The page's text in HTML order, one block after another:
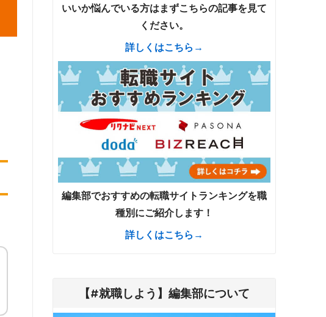
いいか悩んでいる方はまずこちらの記事を見て
ください。
詳しくはこちら→
編集部でおすすめの転職サイトランキングを職
種別にご紹介します！
詳しくはこちら→
【#就職しよう】編集部について